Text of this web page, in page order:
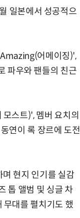
일본에서 성공적으
어메이징)',
파우와 팬들의 친근
스트)', 멤버 요치의
연이 록 장르에 도전
현지 인기를 실감
톱 앨범 및 싱글 차
대를 펼치기도 했